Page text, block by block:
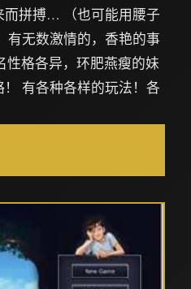
而拼搏… （也可能用腰子
无数激情的，香艳的事
性格各异，环肥燕瘦的妹
有各种各样的玩法！各